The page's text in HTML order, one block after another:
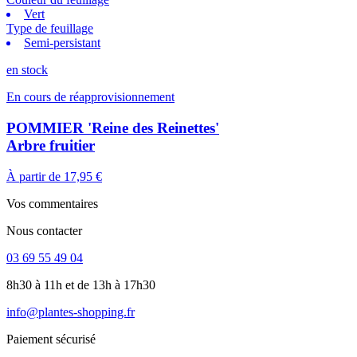
Vert
Type de feuillage
Semi-persistant
en stock
En cours de réapprovisionnement
POMMIER 'Reine des Reinettes'
Arbre fruitier
À partir de 17,95 €
Vos commentaires
Nous contacter
03 69 55 49 04
8h30 à 11h et de 13h à 17h30
info@plantes-shopping.fr
Paiement sécurisé